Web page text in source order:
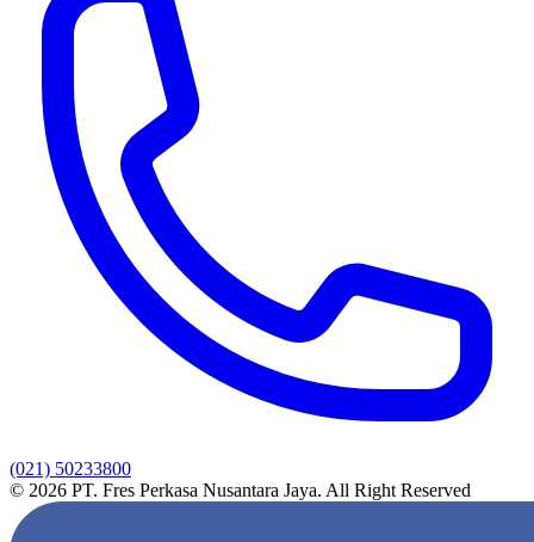
(021) 50233800
© 2026 PT. Fres Perkasa Nusantara Jaya. All Right Reserved